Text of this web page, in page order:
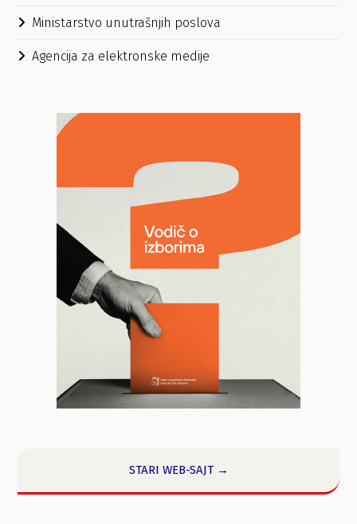
Ministarstvo unutrašnjih poslova
Agencija za elektronske medije
STARI WEB-SAJT →